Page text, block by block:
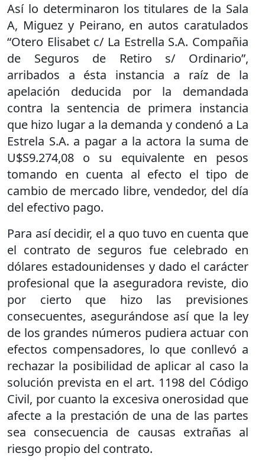
Así lo determinaron los titulares de la Sala
A, Miguez y Peirano, en autos caratulados
“Otero Elisabet c/ La Estrella S.A. Compañia
de Seguros de Retiro s/ Ordinario”,
arribados a ésta instancia a raíz de la
apelación deducida por la demandada
contra la sentencia de primera instancia
que hizo lugar a la demanda y condenó a La
Estrela S.A. a pagar a la actora la suma de
U$S9.274,08 o su equivalente en pesos
tomando en cuenta al efecto el tipo de
cambio de mercado libre, vendedor, del día
del efectivo pago.
Para así decidir, el a quo tuvo en cuenta que
el contrato de seguros fue celebrado en
dólares estadounidenses y dado el carácter
profesional que la aseguradora reviste, dio
por cierto que hizo las previsiones
consecuentes, asegurándose así que la ley
de los grandes números pudiera actuar con
efectos compensadores, lo que conllevó a
rechazar la posibilidad de aplicar al caso la
solución prevista en el art. 1198 del Código
Civil, por cuanto la excesiva onerosidad que
afecte a la prestación de una de las partes
sea consecuencia de causas extrañas al
riesgo propio del contrato.